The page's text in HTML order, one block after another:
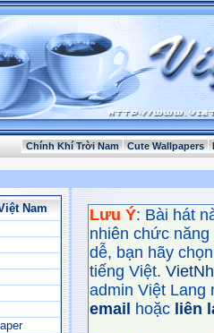
Chính Khí Trời Nam Cute Wallpapers
Nam
Lưu Ý: Bài hát
nhiên chức
dễ, bạn hãy
tiếng Việt.
admin Việt Lang
email
hoặc liên